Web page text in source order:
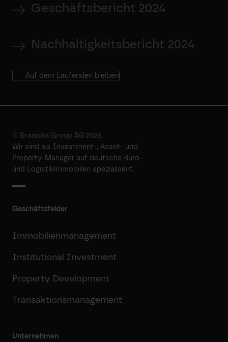
Geschäftsbericht 2024
Nachhaltigkeitsbericht 2024
Auf dem Laufenden bleiben
© Branicks Group AG 2026
Wir sind als ­Investment-, ­Asset- und
­Property-Manager auf deutsche ­Büro-
und Logistikimmobilien spezialisiert.
Geschäftsfelder
Immobilienmanagement
Institutional Investment
Property Development
Transaktionsmanagement
Unternehmen